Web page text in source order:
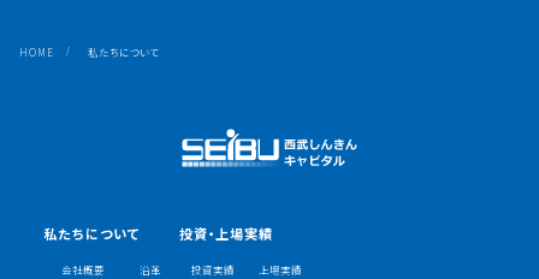
HOME 私たちについて
私たちについて
会社概要 沿革
投資・上場実績
投資実績 上場実績